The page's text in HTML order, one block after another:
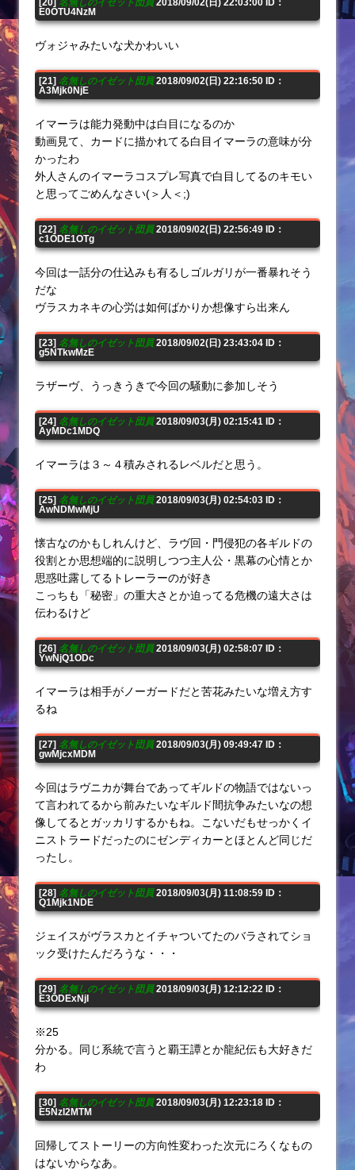
E0OTU4NzM
ヴォジャみたいな犬かわいい
[21] 名無しのイゼット団員2018/09/02(日) 22:16:50 ID：
A3Mjk0NjE
イマーラは能力発動中は白目になるのか
動画見て、カードに描かれてる白目イマーラの意味が分
かったわ
外人さんのイマーラコスプレ写真で白目してるのキモい
と思ってごめんなさい(＞人＜;)
[22] 名無しのイゼット団員2018/09/02(日) 22:56:49 ID：
c1ODE1OTg
今回は一話分の仕込みも有るしゴルガリが一番暴れそう
だな
ヴラスカネキの心労は如何ばかりか想像すら出来ん
[23] 名無しのイゼット団員2018/09/02(日) 23:43:04 ID：
g5NTkwMzE
ラザーヴ、うっきうきで今回の騒動に参加しそう
[24] 名無しのイゼット団員2018/09/03(月) 02:15:41 ID：
AyMDc1MDQ
イマーラは３～４積みされるレベルだと思う。
[25] 名無しのイゼット団員2018/09/03(月) 02:54:03 ID：
AwNDMwMjU
懐古なのかもしれんけど、ラヴ回・門侵犯の各ギルドの
役割とか思想端的に説明しつつ主人公・黒幕の心情とか
思惑吐露してるトレーラーのが好き
こっちも「秘密」の重大さとか迫ってる危機の遠大さは
伝わるけど
[26] 名無しのイゼット団員2018/09/03(月) 02:58:07 ID：
YwNjQ1ODc
イマーラは相手がノーガードだと苦花みたいな増え方す
るね
[27] 名無しのイゼット団員2018/09/03(月) 09:49:47 ID：
gwMjcxMDM
今回はラヴニカが舞台であってギルドの物語ではないっ
て言われてるから前みたいなギルド間抗争みたいなの想
像してるとガッカリするかもね。こないだもせっかくイ
ニストラードだったのにゼンディカーとほとんど同じだ
ったし。
[28] 名無しのイゼット団員2018/09/03(月) 11:08:59 ID：
Q1Mjk1NDE
ジェイスがヴラスカとイチャついてたのバラされてショ
ック受けたんだろうな・・・
[29] 名無しのイゼット団員2018/09/03(月) 12:12:22 ID：
E3ODExNjI
※25
分かる。同じ系統で言うと覇王譚とか龍紀伝も大好きだ
わ
[30] 名無しのイゼット団員2018/09/03(月) 12:23:18 ID：
E5NzI2MTM
回帰してストーリーの方向性変わった次元にろくなもの
はないからなあ。